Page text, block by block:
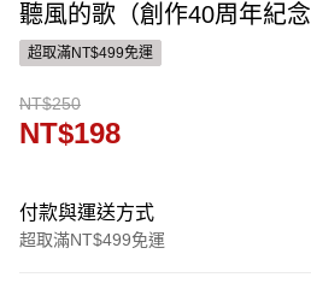
聽風的歌（創作40周年紀念
超取滿NT$499免運
NT$250
NT$198
付款與運送方式
超取滿NT$499免運